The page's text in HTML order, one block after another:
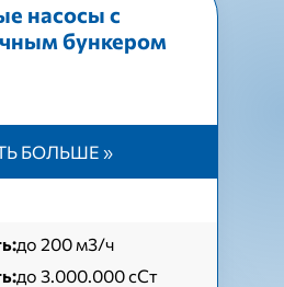
насосы с
бункером
БОЛЬШЕ »
до 200 м3/ч
до 3.000.000 сСт